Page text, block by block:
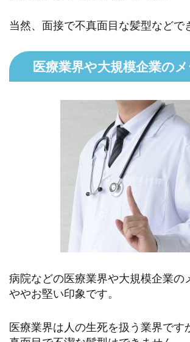
当然、面接で不真面目な髪型などで
医療業界や大規模企業の
病院などの医療業界や大規模企業の
ややお堅い印象です。
医療業界は人の生死を扱う業界です